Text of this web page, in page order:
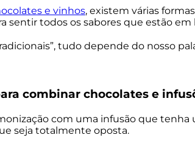
e vinhos, existem várias
todos os sabores que estão em
tudo depende do nosso
combinar chocolates e
com uma infusão que
seja totalmente oposta.